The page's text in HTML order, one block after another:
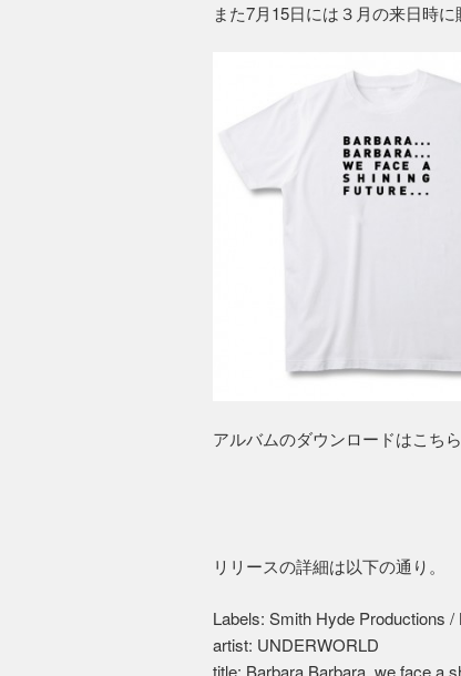
また7月15日には３月の来日時
アルバムのダウンロードはこちら
リリースの詳細は以下の通り。
Labels: Smith Hyde Productions /
artist: UNDERWORLD
title: Barbara Barbara, we face a